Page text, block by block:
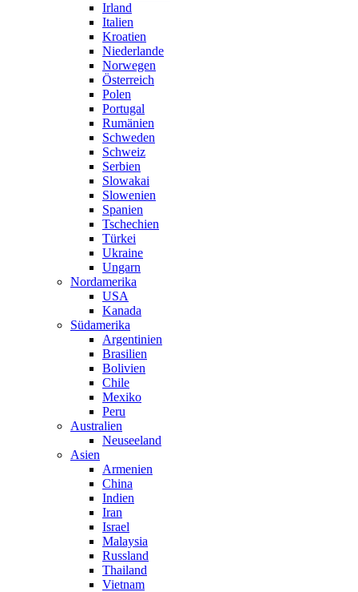
Irland
Italien
Kroatien
Niederlande
Norwegen
Österreich
Polen
Portugal
Rumänien
Schweden
Schweiz
Serbien
Slowakai
Slowenien
Spanien
Tschechien
Türkei
Ukraine
Ungarn
Nordamerika
USA
Kanada
Südamerika
Argentinien
Brasilien
Bolivien
Chile
Mexiko
Peru
Australien
Neuseeland
Asien
Armenien
China
Indien
Iran
Israel
Malaysia
Russland
Thailand
Vietnam